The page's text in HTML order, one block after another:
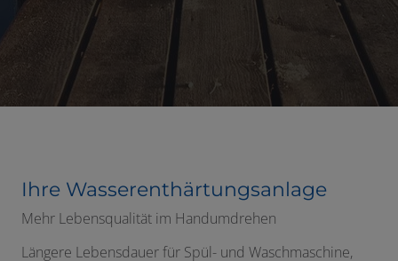
Ihre Wasserenthärtungsanlage
Mehr Lebensqualität im Handumdrehen
Längere Lebensdauer für Spül- und Waschmaschine,